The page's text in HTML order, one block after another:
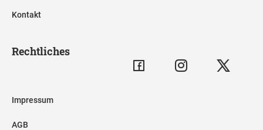
Kontakt
Rechtliches
Impressum
AGB